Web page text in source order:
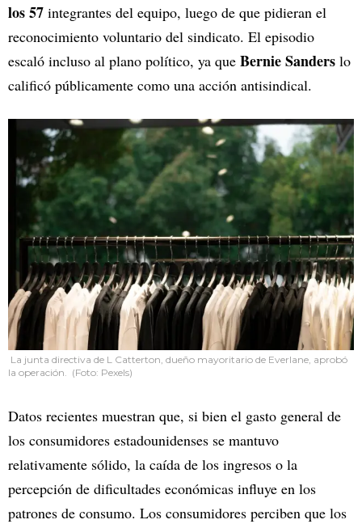
los 57 integrantes del equipo, luego de que pidieran el
reconocimiento voluntario del sindicato. El episodio
escaló incluso al plano político, ya que Bernie Sanders lo
calificó públicamente como una acción antisindical.
La junta directiva de L Catterton, dueño mayoritario de Everlane, aprobó
la operación. (Foto: Pexels)
Datos recientes muestran que, si bien el gasto general de
los consumidores estadounidenses se mantuvo
relativamente sólido, la caída de los ingresos o la
percepción de dificultades económicas influye en los
patrones de consumo. Los consumidores perciben que los